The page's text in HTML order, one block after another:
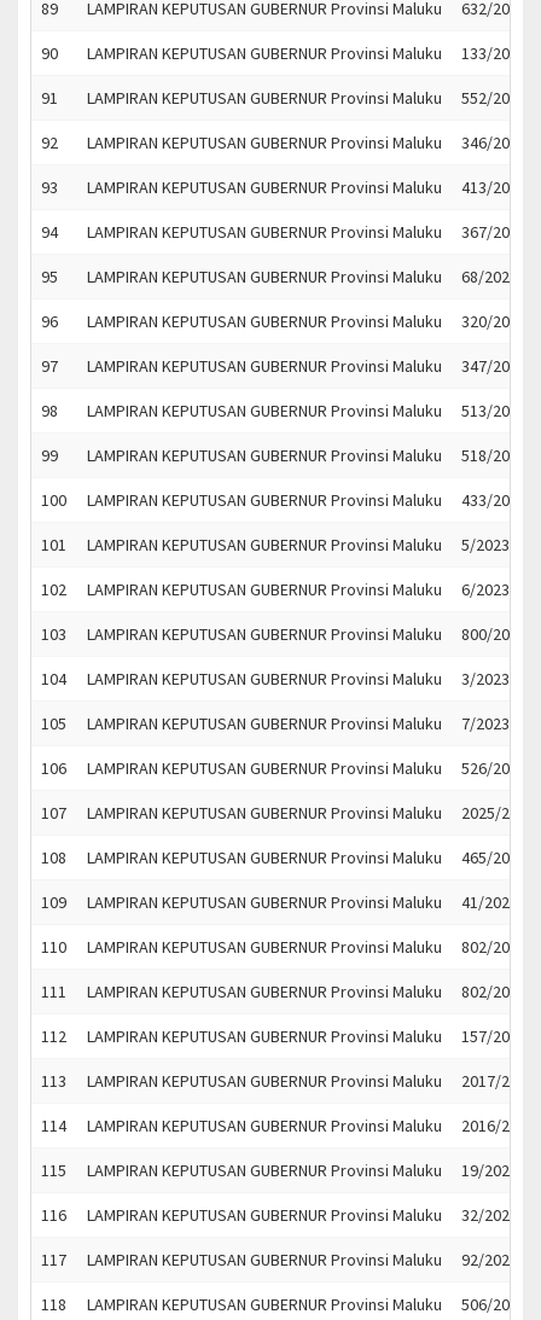
89 LAMPIRAN KEPUTUSAN GUBERNUR Provinsi Maluku 632/2022
90 LAMPIRAN KEPUTUSAN GUBERNUR Provinsi Maluku 133/2023
91 LAMPIRAN KEPUTUSAN GUBERNUR Provinsi Maluku 552/2023
92 LAMPIRAN KEPUTUSAN GUBERNUR Provinsi Maluku 346/2023
93 LAMPIRAN KEPUTUSAN GUBERNUR Provinsi Maluku 413/2023
94 LAMPIRAN KEPUTUSAN GUBERNUR Provinsi Maluku 367/2023
95 LAMPIRAN KEPUTUSAN GUBERNUR Provinsi Maluku 68/2023
96 LAMPIRAN KEPUTUSAN GUBERNUR Provinsi Maluku 320/2023
97 LAMPIRAN KEPUTUSAN GUBERNUR Provinsi Maluku 347/2023
98 LAMPIRAN KEPUTUSAN GUBERNUR Provinsi Maluku 513/2023
99 LAMPIRAN KEPUTUSAN GUBERNUR Provinsi Maluku 518/2023
100 LAMPIRAN KEPUTUSAN GUBERNUR Provinsi Maluku 433/2023
101 LAMPIRAN KEPUTUSAN GUBERNUR Provinsi Maluku 5/2023
102 LAMPIRAN KEPUTUSAN GUBERNUR Provinsi Maluku 6/2023
103 LAMPIRAN KEPUTUSAN GUBERNUR Provinsi Maluku 800/2022
104 LAMPIRAN KEPUTUSAN GUBERNUR Provinsi Maluku 3/2023
105 LAMPIRAN KEPUTUSAN GUBERNUR Provinsi Maluku 7/2023
106 LAMPIRAN KEPUTUSAN GUBERNUR Provinsi Maluku 526/2023
107 LAMPIRAN KEPUTUSAN GUBERNUR Provinsi Maluku 2025/2023
108 LAMPIRAN KEPUTUSAN GUBERNUR Provinsi Maluku 465/2023
109 LAMPIRAN KEPUTUSAN GUBERNUR Provinsi Maluku 41/2023
110 LAMPIRAN KEPUTUSAN GUBERNUR Provinsi Maluku 802/2022
111 LAMPIRAN KEPUTUSAN GUBERNUR Provinsi Maluku 802/2022
112 LAMPIRAN KEPUTUSAN GUBERNUR Provinsi Maluku 157/2023
113 LAMPIRAN KEPUTUSAN GUBERNUR Provinsi Maluku 2017/2023
114 LAMPIRAN KEPUTUSAN GUBERNUR Provinsi Maluku 2016/2023
115 LAMPIRAN KEPUTUSAN GUBERNUR Provinsi Maluku 19/2023
116 LAMPIRAN KEPUTUSAN GUBERNUR Provinsi Maluku 32/2023
117 LAMPIRAN KEPUTUSAN GUBERNUR Provinsi Maluku 92/2023
118 LAMPIRAN KEPUTUSAN GUBERNUR Provinsi Maluku 506/2023